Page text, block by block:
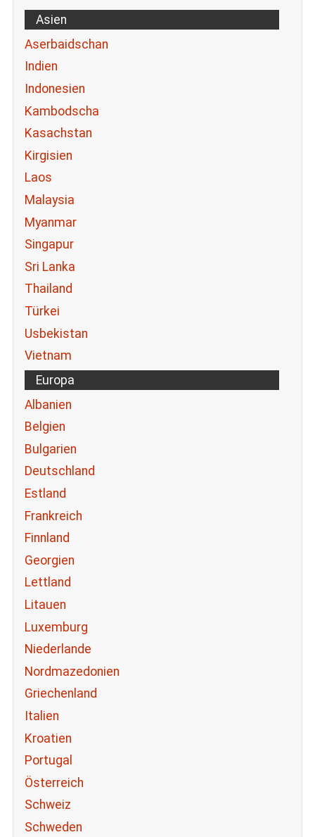
Asien
Aserbaidschan
Indien
Indonesien
Kambodscha
Kasachstan
Kirgisien
Laos
Malaysia
Myanmar
Singapur
Sri Lanka
Thailand
Türkei
Usbekistan
Vietnam
Europa
Albanien
Belgien
Bulgarien
Deutschland
Estland
Frankreich
Finnland
Georgien
Lettland
Litauen
Luxemburg
Niederlande
Nordmazedonien
Griechenland
Italien
Kroatien
Portugal
Österreich
Schweiz
Schweden